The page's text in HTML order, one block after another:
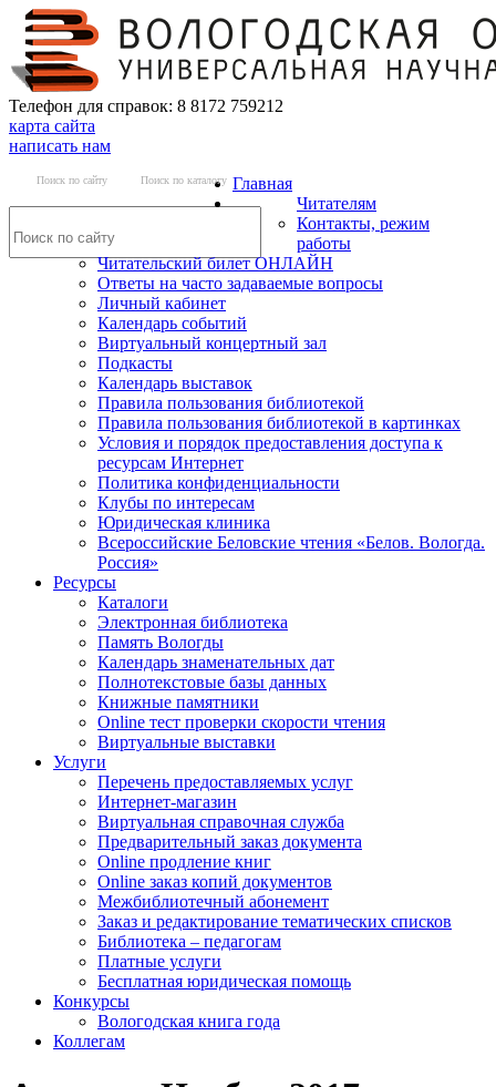
Телефон для справок: 8 8172 759212
карта сайта
написать нам
Поиск по сайту Поиск по каталогу Главная
Читателям
Контакты, режим
работы
Читательский билет ОНЛАЙН
Ответы на часто задаваемые вопросы
Личный кабинет
Календарь событий
Виртуальный концертный зал
Подкасты
Календарь выставок
Правила пользования библиотекой
Правила пользования библиотекой в картинках
Условия и порядок предоставления доступа к
ресурсам Интернет
Политика конфиденциальности
Клубы по интересам
Юридическая клиника
Всероссийские Беловские чтения «Белов. Вологда.
Россия»
Ресурсы
Каталоги
Электронная библиотека
Память Вологды
Календарь знаменательных дат
Полнотекстовые базы данных
Книжные памятники
Online тест проверки скорости чтения
Виртуальные выставки
Услуги
Перечень предоставляемых услуг
Интернет-магазин
Виртуальная справочная служба
Предварительный заказ документа
Online продление книг
Online заказ копий документов
Межбиблиотечный абонемент
Заказ и редактирование тематических списков
Библиотека – педагогам
Платные услуги
Бесплатная юридическая помощь
Конкурсы
Вологодская книга года
Коллегам